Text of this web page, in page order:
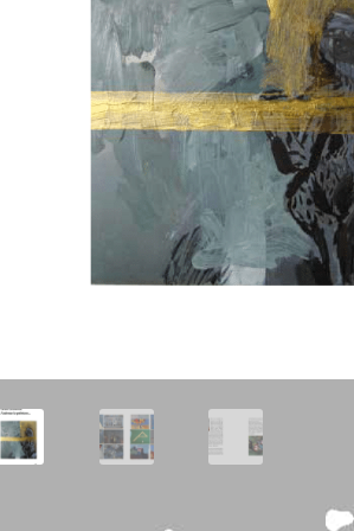
Marcel DupertuisAdelson ÉliasAdèle Nègre
Mentions LégalesBoutiquePage d’accueil